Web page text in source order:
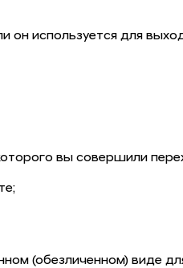
он используется для
вы совершили
(обезличенном) виде